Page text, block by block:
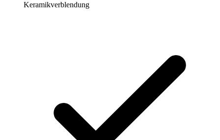
Keramikverblendung